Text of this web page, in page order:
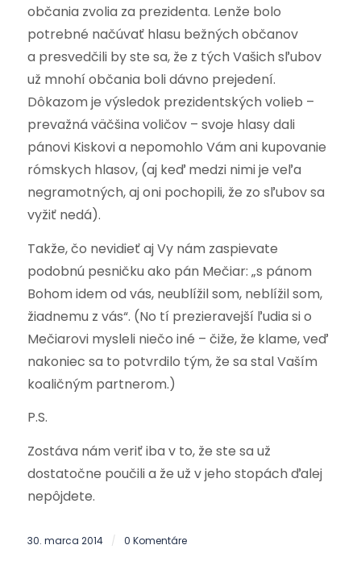
občania zvolia za prezidenta. Lenže bolo
potrebné načúvať hlasu bežných občanov
a presvedčili by ste sa, že z tých Vašich sľubov
už mnohí občania boli dávno prejedení.
Dôkazom je výsledok prezidentských volieb –
prevažná väčšina voličov – svoje hlasy dali
pánovi Kiskovi a nepomohlo Vám ani kupovanie
rómskych hlasov, (aj keď medzi nimi je veľa
negramotných, aj oni pochopili, že zo sľubov sa
vyžiť nedá).
Takže, čo nevidieť aj Vy nám zaspievate
podobnú pesničku ako pán Mečiar: „s pánom
Bohom idem od vás, neublížil som, neblížil som,
žiadnemu z vás“. (No tí prezieravejší ľudia si o
Mečiarovi mysleli niečo iné – čiže, že klame, veď
nakoniec sa to potvrdilo tým, že sa stal Vaším
koaličným partnerom.)
P.S.
Zostáva nám veriť iba v to, že ste sa už
dostatočne poučili a že už v jeho stopách ďalej
nepôjdete.
30. marca 2014 / 0 Komentáre